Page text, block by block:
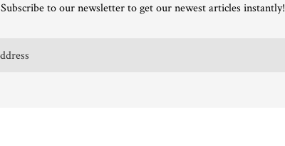
Subscribe to our newsletter to get our newest articles instantly!